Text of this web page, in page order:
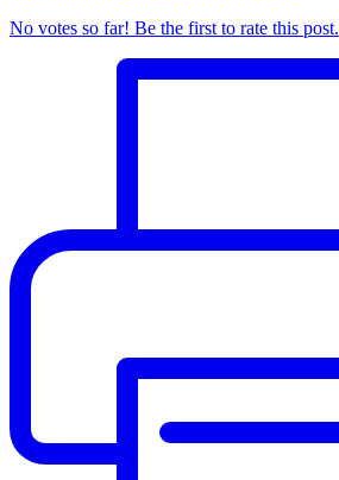
No votes so far! Be the first to rate this post.